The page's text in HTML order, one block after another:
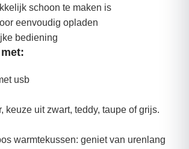
schoon te maken is
eenvoudig opladen
bediening
usb
keuze uit zwart, teddy, taupe of grijs.
warmtekussen: geniet van urenlang